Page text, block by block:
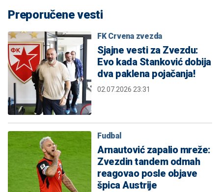
Preporučene vesti
FK Crvena zvezda
Sjajne vesti za Zvezdu:
Evo kada Stanković dobija
dva paklena pojačanja!
02.07.2026 23:31
Fudbal
Arnautović zapalio mreže:
Zvezdin tandem odmah
reagovao posle objave
špica Austrije